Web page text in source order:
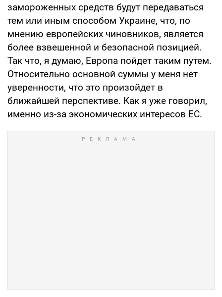
замороженных средств будут передаваться
тем или иным способом Украине, что, по
мнению европейских чиновников, является
более взвешенной и безопасной позицией.
Так что, я думаю, Европа пойдет таким путем.
Относительно основной суммы у меня нет
уверенности, что это произойдет в
ближайшей перспективе. Как я уже говорил,
именно из-за экономических интересов ЕС.